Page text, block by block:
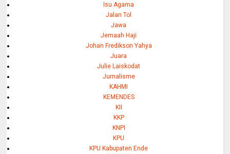
Isu Agama
Jalan Tol
Jawa
Jemaah Haji
Johan Fredikson Yahya
Juara
Julie Laiskodat
Jurnalisme
KAHMI
KEMENDES
KII
KKP
KNPI
KPU
KPU Kabupaten Ende